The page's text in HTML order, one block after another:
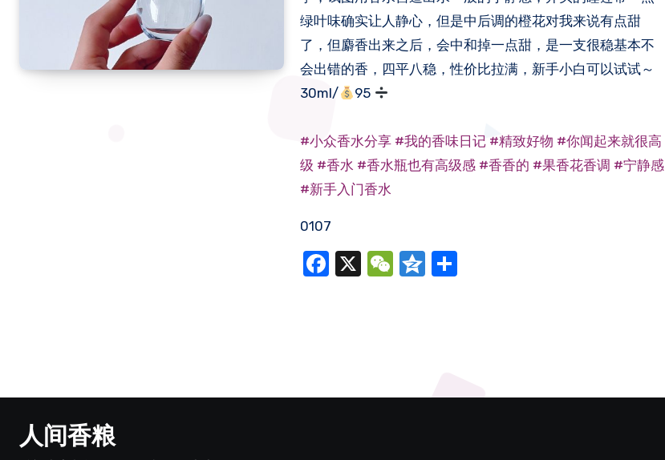
绿叶味确实让人静心，但是中后调的橙花对我来说有点甜
了，但麝香出来之后，会中和掉一点甜，是一支很稳基本不
会出错的香，四平八稳，性价比拉满，新手小白可以试试～
30ml/
95
#小众香水分享 #我的香味日记 #精致好物 #你闻起来就很高
级 #香水 #香水瓶也有高级感 #香香的 #果香花香调 #宁静感
#新手入门香水
0107
Facebook
X WeChat
Qzone
人间香粮